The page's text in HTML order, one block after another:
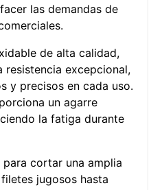
las demandas de
de alta calidad,
resistencia excepcional,
y precisos en cada uso.
un agarre
la fatiga durante
cortar una amplia
jugosos hasta